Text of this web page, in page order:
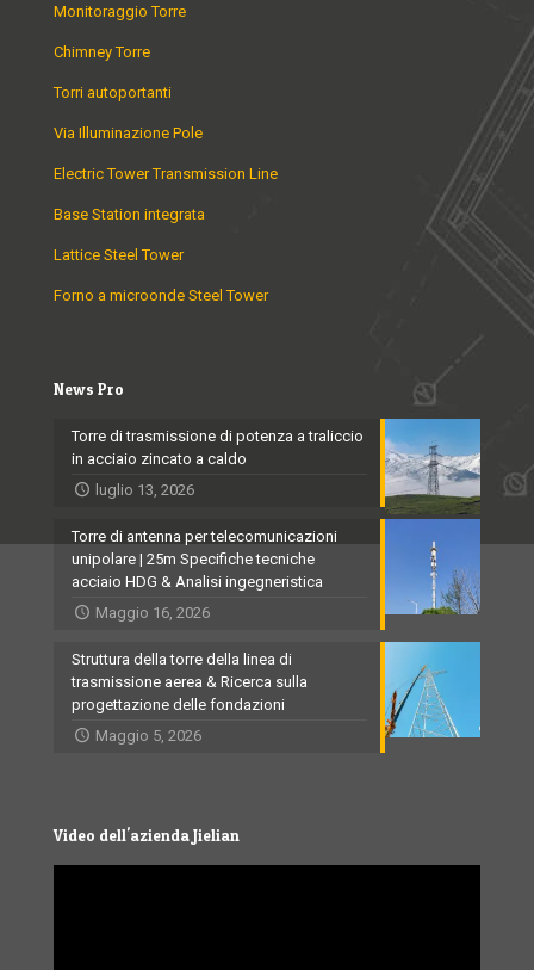
Monitoraggio Torre
Chimney Torre
Torri autoportanti
Via Illuminazione Pole
Electric Tower Transmission Line
Base Station integrata
Lattice Steel Tower
Forno a microonde Steel Tower
News Pro
Torre di trasmissione di potenza a traliccio
in acciaio zincato a caldo
luglio 13, 2026
Torre di antenna per telecomunicazioni
unipolare | 25m Specifiche tecniche
acciaio HDG & Analisi ingegneristica
Maggio 16, 2026
Struttura della torre della linea di
trasmissione aerea & Ricerca sulla
progettazione delle fondazioni
Maggio 5, 2026
Video dell'azienda Jielian